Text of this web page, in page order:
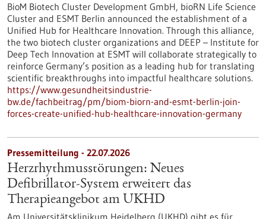
BioM Biotech Cluster Development GmbH, bioRN Life Science
Cluster and ESMT Berlin announced the establishment of a
Unified Hub for Healthcare Innovation. Through this alliance,
the two biotech cluster organizations and DEEP – Institute for
Deep Tech Innovation at ESMT will collaborate strategically to
reinforce Germany’s position as a leading hub for translating
scientific breakthroughs into impactful healthcare solutions.
https://www.gesundheitsindustrie-
bw.de/fachbeitrag/pm/biom-biorn-and-esmt-berlin-join-
forces-create-unified-hub-healthcare-innovation-germany
Pressemitteilung - 22.07.2026
Herzrhythmusstörungen: Neues
Defibrillator-System erweitert das
Therapieangebot am UKHD
Am Universitätsklinikum Heidelberg (UKHD) gibt es für